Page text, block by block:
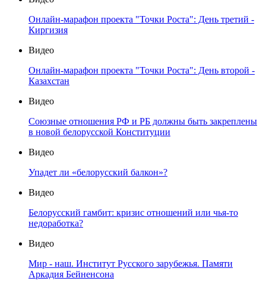
Онлайн-марафон проекта "Точки Роста": День третий -
Киргизия
Видео
Онлайн-марафон проекта "Точки Роста": День второй -
Казахстан
Видео
Союзные отношения РФ и РБ должны быть закреплены
в новой белорусской Конституции
Видео
Упадет ли «белорусский балкон»?
Видео
Белорусский гамбит: кризис отношений или чья-то
недоработка?
Видео
Мир - наш. Институт Русского зарубежья. Памяти
Аркадия Бейненсона